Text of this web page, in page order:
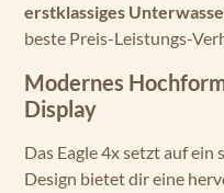
erstklassiges
beste Preis-Leistungs-
Modernes
Display
Das Eagle 4x setzt auf
Design bietet dir eine